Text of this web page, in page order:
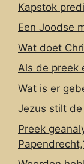
Kapstok
Een Joodse
Wat doet
Als de preek
Wat is er
Jezus stilt
Preek